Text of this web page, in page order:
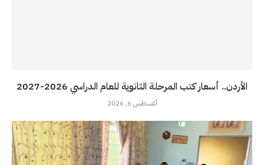
الأردن.. أسعار كتب المرحلة الثانوية للعام الدراسي 2026-2027
أغسطس 6, 2026